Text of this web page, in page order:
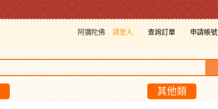
阿彌陀佛 請登入 查詢訂單 申請帳號
其他類